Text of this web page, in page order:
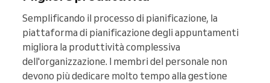
Semplificando il processo di pianificazione, la
piattaforma di pianificazione degli appuntamenti
migliora la produttività complessiva
dell'organizzazione. I membri del personale non
devono più dedicare molto tempo alla gestione